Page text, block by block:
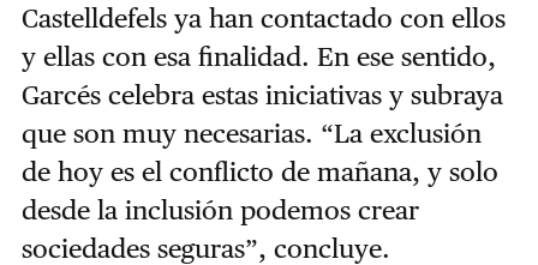
Castelldefels ya han contactado con ellos
y ellas con esa finalidad. En ese sentido,
Garcés celebra estas iniciativas y subraya
que son muy necesarias. “La exclusión
de hoy es el conflicto de mañana, y solo
desde la inclusión podemos crear
sociedades seguras”, concluye.